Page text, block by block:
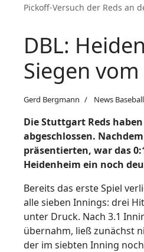
Pickoff-Versuch der Reds an
DBL:
Siegen
Gerd Bergmann News
Die Stuttgart Reds
abgeschlossen.
präsentierten, war das
Heidenheim ein noch
Bereits das erste Spiel
alle sieben Innings: drei
unter Druck. Nach 3.1
übernahm, ließ zunächst
der im siebten Inning